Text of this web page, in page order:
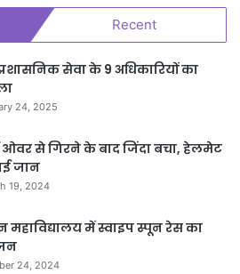
Recent
सेवा के 9 अधिकारियों का
24, 2025
से गिरने के बाद जिंदा बचा, हेलमेट
जान
19, 2024
महाविद्यालय में स्वाइप स्पून रेस का
24, 2024